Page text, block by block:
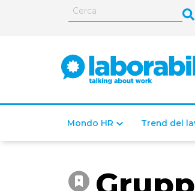
Mondo HR Trend del